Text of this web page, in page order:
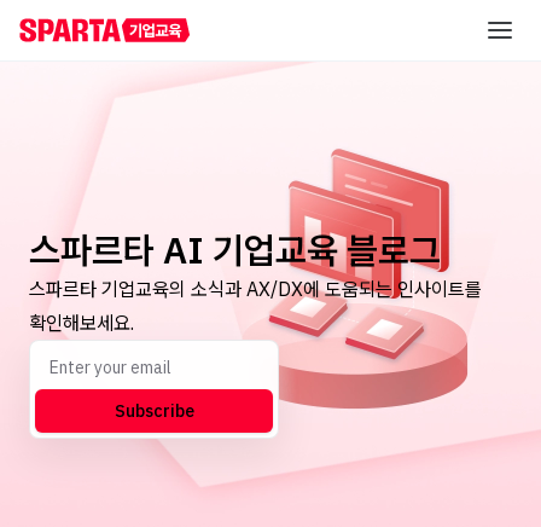
직급별 AI 교육
실무자/신입사원
중급 레벨별 교육
중급 AI 해커톤
AI 핵심 인재 양성
산업 특화 AI PBL
직무별 AI 교육
직무 공통 교육
직무 특화 교육
온라인 AI 교육
스파르타 AI 기업교육 블로그
스파르타 기업교육의 소식과 AX/DX에 도움되는 인사이트를
확인해보세요.
Subscribe